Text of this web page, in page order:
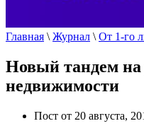
Главная \ Журнал \ От 1-го
Новый тандем
недвижимости
Пост от 20 августа,